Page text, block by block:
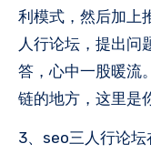
利模式，然后加上
人行论坛，提出问
答，心中一股暖流
链的地方，这里是
3、seo三人行论